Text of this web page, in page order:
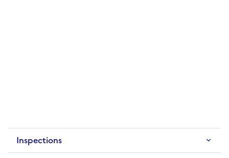
Inspections